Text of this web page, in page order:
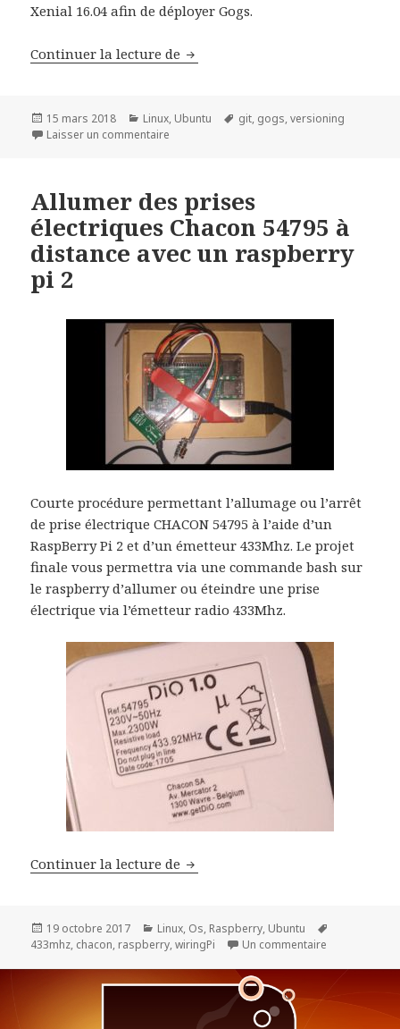
Xenial 16.04 afin de déployer Gogs.
Continuer la lecture de Installation Gogs sur Ubuntu
Publié
le
15 mars 2018 Catégories
Linux, Ubuntu
Mots-
git, gogs,versioning
Laisser un commentaire
Allumer des prises
électriques Chacon 54795 à
distance avec un raspberry
pi 2
Courte procédure permettant l’allumage ou l’arrêt
de prise électrique CHACON 54795 à l’aide d’un
RaspBerry Pi 2 et d’un émetteur 433Mhz. Le projet
finale vous permettra via une commande bash sur
le raspberry d’allumer ou éteindre une prise
électrique via l’émetteur radio 433Mhz.
Continuer la lecture de Allumer des prises électriques
Publié
le
19 octobre 2017 Catégories
Linux, Os, Raspberry, Ubuntu
433mhz, chacon, raspberry,wiringPi Un commentaire